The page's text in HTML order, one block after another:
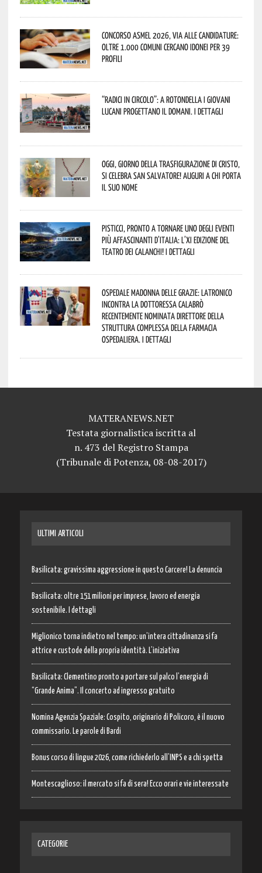
Concorso Asmel 2026, via alle candidature:
oltre 1.000 Comuni cercano idonei per 39
profili
“Radici in Circolo”: a Rotondella i giovani
lucani progettano il domani. I dettagli
Oggi, giorno della Trasfigurazione di Cristo,
si celebra San Salvatore! Auguri a chi porta
il suo nome
Pisticci, pronto a tornare uno degli eventi
più affascinanti d’Italia: l’XI edizione del
Teatro dei Calanchi! I dettagli
Ospedale Madonna delle Grazie: Latronico
incontra la dottoressa Calabrò
recentemente nominata Direttore della
Struttura Complessa della Farmacia
Ospedaliera. I dettagli
MATERANEWS.NET
Testata giornalistica iscritta al
n. 473 del Registro Stampa
(Tribunale di Potenza, 08-08-2017)
ULTIMI ARTICOLI
Basilicata: gravissima aggressione in questo Carcere! La denuncia
Basilicata: oltre 151 milioni per imprese, lavoro ed energia
sostenibile. I dettagli
Miglionico torna indietro nel tempo: un’intera cittadinanza si fa
attrice e custode della propria identità. L’iniziativa
Basilicata: Clementino pronto a portare sul palco l’energia di
“Grande Anima”. Il concerto ad ingresso gratuito
Nomina Agenzia Spaziale: Cospito, originario di Policoro, è il nuovo
commissario. Le parole di Bardi
Bonus corso di lingue 2026, come richiederlo all’INPS e a chi spetta
Montescaglioso: il mercato si fa di sera! Ecco orari e vie interessate
CATEGORIE